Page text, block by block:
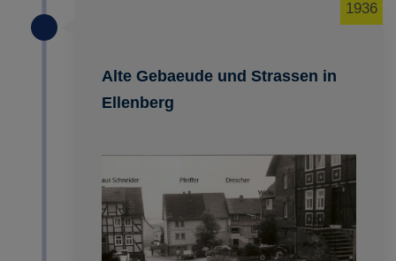
Alte Gebaeude und Strassen in
Ellenberg
1936